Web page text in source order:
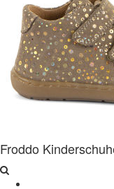
Froddo